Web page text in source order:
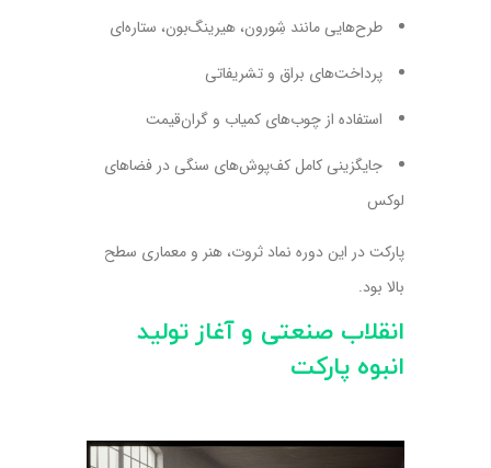
طرح‌هایی مانند شِورون، هیرینگ‌بون، ستاره‌ای
پرداخت‌های براق و تشریفاتی
استفاده از چوب‌های کمیاب و گران‌قیمت
جایگزینی کامل کف‌پوش‌های سنگی در فضاهای
لوکس
پارکت در این دوره نماد ثروت، هنر و معماری سطح
بالا بود.
انقلاب صنعتی و آغاز تولید
انبوه پارکت